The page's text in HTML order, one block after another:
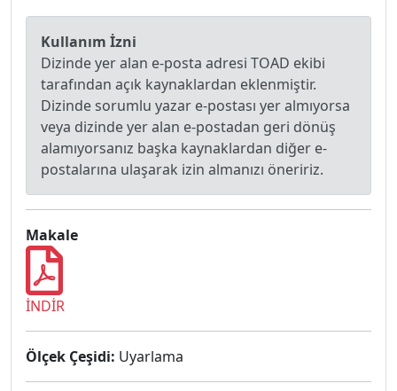
Kullanım İzni
Dizinde yer alan e-posta adresi TOAD ekibi
tarafından açık kaynaklardan eklenmiştir.
Dizinde sorumlu yazar e-postası yer almıyorsa
veya dizinde yer alan e-postadan geri dönüş
alamıyorsanız başka kaynaklardan diğer e-
postalarına ulaşarak izin almanızı öneririz.
Makale
İNDİR
Ölçek Çeşidi: Uyarlama